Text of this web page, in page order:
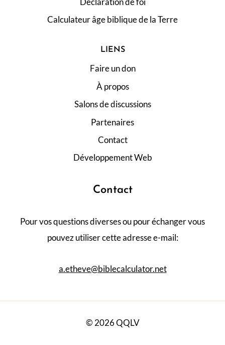
Calculateur âge biblique de la Terre
LIENS
Faire un don
À propos
Salons de discussions
Partenaires
Contact
Développement Web
Contact
Pour vos questions diverses ou pour échanger vous
pouvez utiliser cette adresse e-mail:
a.etheve@biblecalculator.net
© 2026 QQLV